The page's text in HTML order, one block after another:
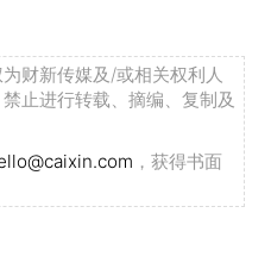
财新传媒及/或相关权利人
止进行转载、摘编、复制及
，获得书面